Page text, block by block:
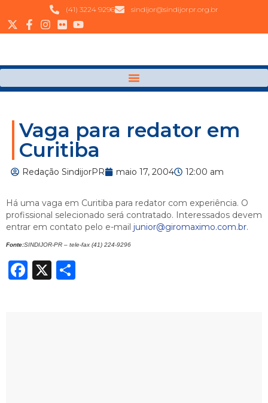
(41) 3224 9296 sindijor@sindijorpr.org.br
Vaga para redator em
Curitiba
Redação SindijorPR maio 17, 2004 12:00 am
Há uma vaga em Curitiba para redator com experiência. O
profissional selecionado será contratado. Interessados devem
entrar em contato pelo e-mail junior@giromaximo.com.br.
Fonte:SINDIJOR-PR – tele-fax (41) 224-9296
Facebook
X